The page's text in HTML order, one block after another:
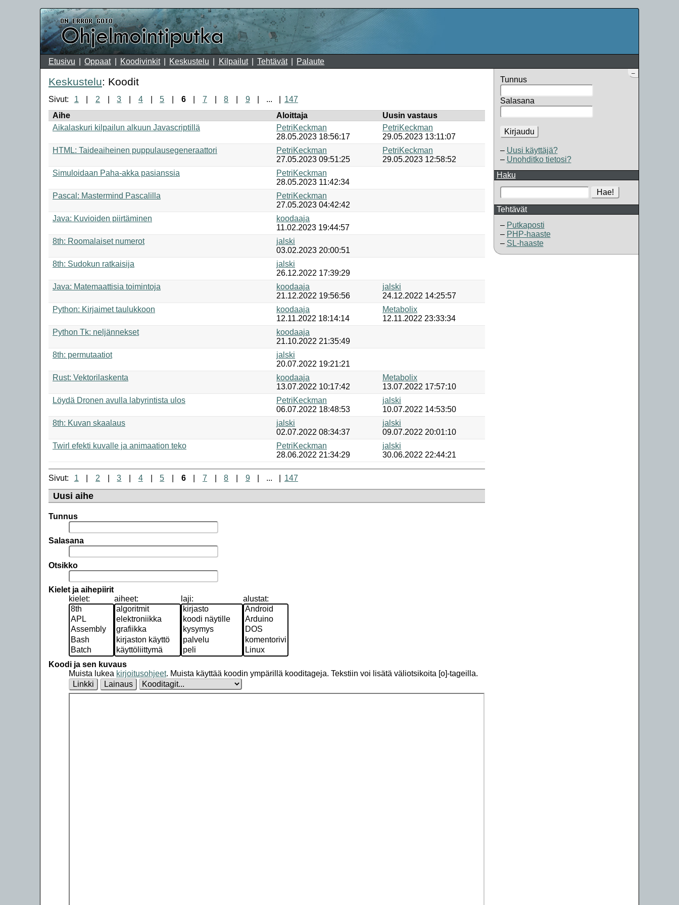
Etusivu Oppaat Koodivinkit Keskustelu Kilpailut Tehtävät Palaute
–
Tunnus
Salasana
Kirjaudu
Uusi käyttäjä?
Unohditko tietosi?
Haku
Hae!
Tehtävät
Putkaposti
PHP-haaste
SL-haaste
Keskustelu: Koodit
Sivut: 1 2 3 4 5 6 7 8 9 ...
147
Aihe
Aloittaja
Uusin vastaus
Aikalaskuri kilpailun alkuun Javascriptillä
PetriKeckman
28.05.2023 18:56:17
PetriKeckman
29.05.2023 13:11:07
HTML: Taideaiheinen puppulausegeneraattori
PetriKeckman
27.05.2023 09:51:25
PetriKeckman
29.05.2023 12:58:52
Simuloidaan Paha-akka pasianssia
PetriKeckman
28.05.2023 11:42:34
Pascal: Mastermind Pascalilla
PetriKeckman
27.05.2023 04:42:42
Java: Kuvioiden piirtäminen
koodaaja
11.02.2023 19:44:57
8th: Roomalaiset numerot
jalski
03.02.2023 20:00:51
8th: Sudokun ratkaisija
jalski
26.12.2022 17:39:29
Java: Matemaattisia toimintoja
koodaaja
21.12.2022 19:56:56
jalski
24.12.2022 14:25:57
Python: Kirjaimet taulukkoon
koodaaja
12.11.2022 18:14:14
Metabolix
12.11.2022 23:33:34
Python Tk: neljännekset
koodaaja
21.10.2022 21:35:49
8th: permutaatiot
jalski
20.07.2022 19:21:21
Rust: Vektorilaskenta
koodaaja
13.07.2022 10:17:42
Metabolix
13.07.2022 17:57:10
Löydä Dronen avulla labyrintista ulos
PetriKeckman
06.07.2022 18:48:53
jalski
10.07.2022 14:53:50
8th: Kuvan skaalaus
jalski
02.07.2022 08:34:37
jalski
09.07.2022 20:01:10
Twirl efekti kuvalle ja animaation teko
PetriKeckman
28.06.2022 21:34:29
jalski
30.06.2022 22:44:21
Sivut: 1 2 3 4 5 6 7 8 9 ... 147
Uusi aihe
Tunnus
Salasana
Otsikko
Kielet ja aihepiirit
kielet:
aiheet: laji: alustat:
Koodi ja sen kuvaus
Muista lukea kirjoitusohjeet. Muista käyttää koodin ympärillä kooditageja. Tekstiin voi lisätä väliotsikoita [o]-tageilla.
Linkki
Lainaus